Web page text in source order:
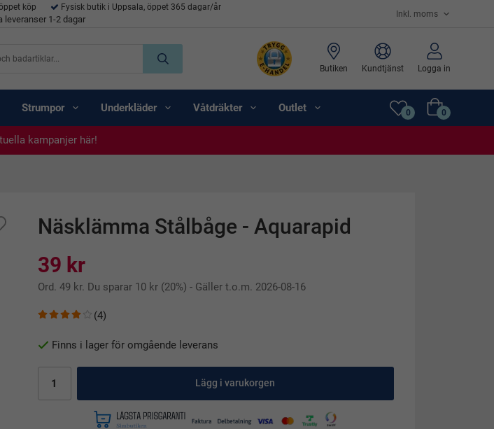
köp Fysisk butik i Uppsala, öppet 365 dagar/år
leveranser 1-2 dagar
Butiken Kundtjänst Logga in
Strumpor Underkläder Våtdräkter Outlet 0 0
kampanjer här!
kampanjer här!
kampanjer här!
kampanjer här!
kampanjer här!
Näsklämma Stålbåge - Aquarapid
39 kr
Ord. 49 kr. Du sparar 10 kr(20%) - Gäller t.o.m. 2026-08-16
(4)
Finns i lager för omgående leverans
Lägg i varukorgen